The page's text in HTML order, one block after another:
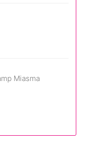
Miasma